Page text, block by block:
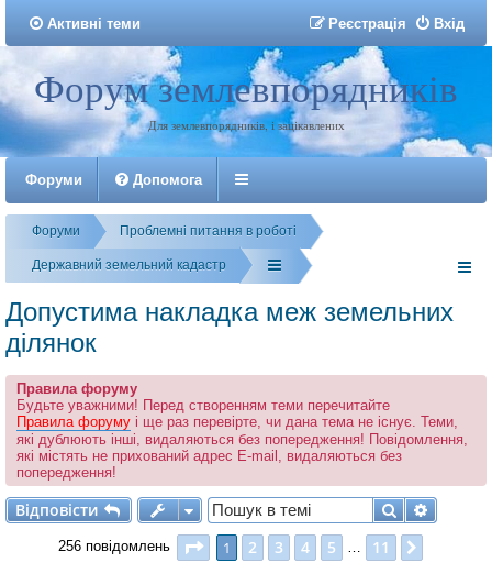
Активні теми Вхід
Реєстрація
Реєстрація
Форум землевпорядників
Для землевпорядників, і зацікавлених
Форуми Допомога
Форуми Проблемні питання в роботі
Державний земельний кадастр
Допустима накладка меж земельних
ділянок
Правила форуму
Будьте уважними! Перед створенням теми перечитайте
Правила форуму і ще раз перевірте, чи дана тема не існує. Теми,
які дублюють інші, видаляються без попередження! Повідомлення,
які містять не прихований адрес E-mail, видаляються без
попередження!
Відповісти
Відповісти Пошук
256 повідомлень Сторінка1 з11
1 2 3 4 5 … 11